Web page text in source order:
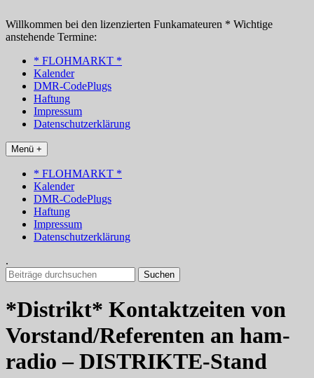
Inhalt
springen
Willkommen bei den lizenzierten Funkamateuren * Wichtige
anstehende Termine:
* FLOHMARKT *
Kalender
DMR-CodePlugs
Haftung
Impressum
Datenschutzerklärung
Menü +
* FLOHMARKT *
Kalender
DMR-CodePlugs
Haftung
Impressum
Datenschutzerklärung
.
Suchen
nach:
*Distrikt* Kontaktzeiten von
Vorstand/Referenten an ham-
radio – DISTRIKTE-Stand